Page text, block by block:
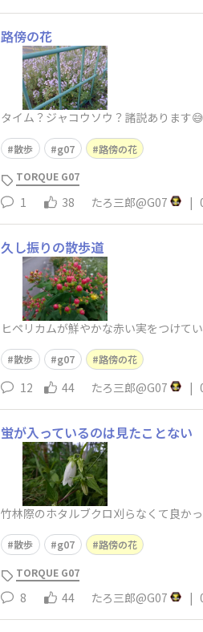
路傍の花
タイム？ジャコウソウ？諸説あります
散歩 g07 路傍の花
TORQUE G07
1 38 たろ三郎@G07 |
久し振りの散歩道
ヒペリカムが鮮やかな赤い実をつけ
散歩 g07 路傍の花
12 44 たろ三郎@G07 |
蛍が入っているのは見たことない
竹林際のホタルブクロ刈らなくて良か
散歩 g07 路傍の花
TORQUE G07
8 44 たろ三郎@G07 |